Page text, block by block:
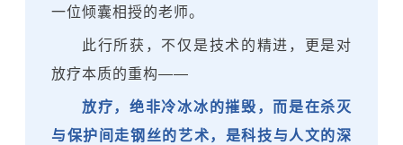
一位倾囊相授的老师。
此行所获，不仅是技术的精进，更是对
放疗本质的重构——
放疗，绝非冷冰冰的摧毁，而是在杀灭
与保护间走钢丝的艺术，是科技与人文的深